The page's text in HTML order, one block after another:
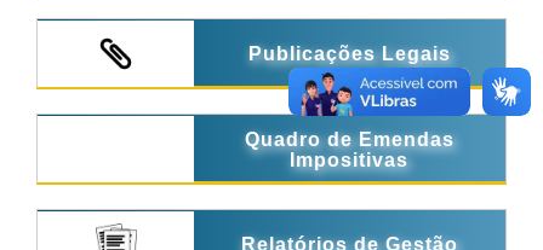
Publicações Legais
Quadro de Emendas
Impositivas
Relatórios de Gestão